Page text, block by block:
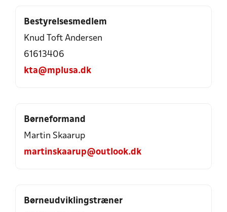
Bestyrelsesmedlem
Knud Toft Andersen
61613406
kta@mplusa.dk
Børneformand
Martin Skaarup
martinskaarup@outlook.dk
Børneudviklingstræner